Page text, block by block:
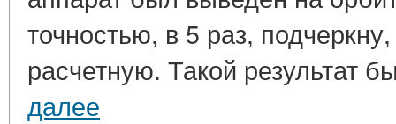
точностью, в 5 раз,
расчетную. Такой результат
далее